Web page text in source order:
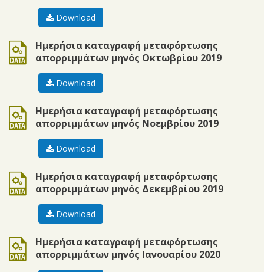
Download
Ημερήσια καταγραφή μεταφόρτωσης
απορριμμάτων μηνός Οκτωβρίου 2019
ods
Download
Ημερήσια καταγραφή μεταφόρτωσης
απορριμμάτων μηνός Νοεμβρίου 2019
ods
Download
Ημερήσια καταγραφή μεταφόρτωσης
απορριμμάτων μηνός Δεκεμβρίου 2019
ods
Download
Ημερήσια καταγραφή μεταφόρτωσης
απορριμμάτων μηνός Ιανουαρίου 2020
ods